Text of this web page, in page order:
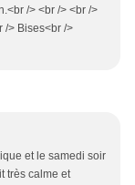
/> <br /> <br />
/> Bises<br />
et le samedi soir
très calme et